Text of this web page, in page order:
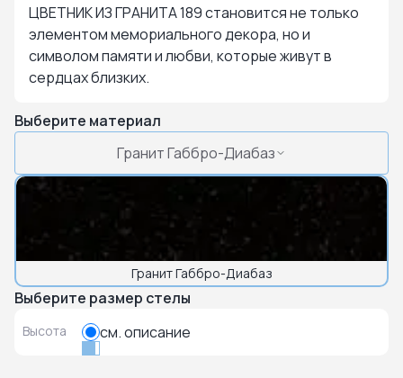
ЦВЕТНИК ИЗ ГРАНИТА 189 становится не только
элементом мемориального декора, но и
символом памяти и любви, которые живут в
сердцах близких.
Выберите материал
Гранит Габбро-Диабаз
Гранит Габбро-Диабаз
Выберите размер стелы
Высота см. описание